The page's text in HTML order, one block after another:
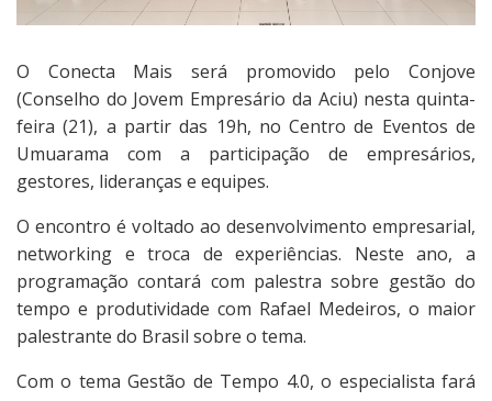
O Conecta Mais será promovido pelo Conjove
(Conselho do Jovem Empresário da Aciu) nesta quinta-
feira (21), a partir das 19h, no Centro de Eventos de
Umuarama com a participação de empresários,
gestores, lideranças e equipes.
O encontro é voltado ao desenvolvimento empresarial,
networking e troca de experiências. Neste ano, a
programação contará com palestra sobre gestão do
tempo e produtividade com Rafael Medeiros, o maior
palestrante do Brasil sobre o tema.
Com o tema Gestão de Tempo 4.0, o especialista fará